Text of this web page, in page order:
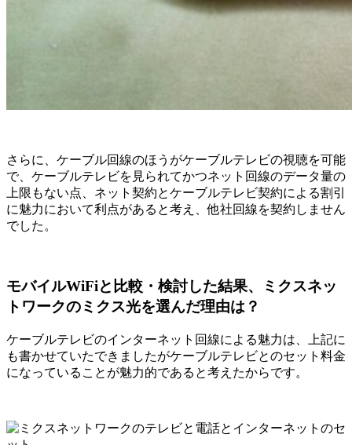
さらに、ケーブル回線のほうがケーブルテレビの視聴を可能
で、ケーブルテレビを見られてかつネット回線のデータ量の
上限もない点、ネット契約とケーブルテレビ契約による割引
に魅力において利点があると考え、他社回線を契約しません
でした。
モバイルWiFiと比較・検討した結果、ミクスネッ
トワークのミクス光を選んだ理由は？
ケーブルテレビのインターネット回線による魅力は、上記に
も書かせていたできましたがケーブルテレビとのセット料金
になっていることが魅力的であると考えたからです。